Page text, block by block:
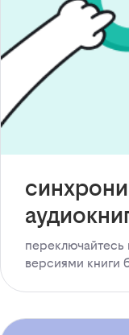
переключайтесь
версиями книги